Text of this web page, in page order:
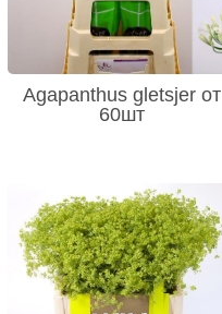
Agapanthus gletsjer от
60шт